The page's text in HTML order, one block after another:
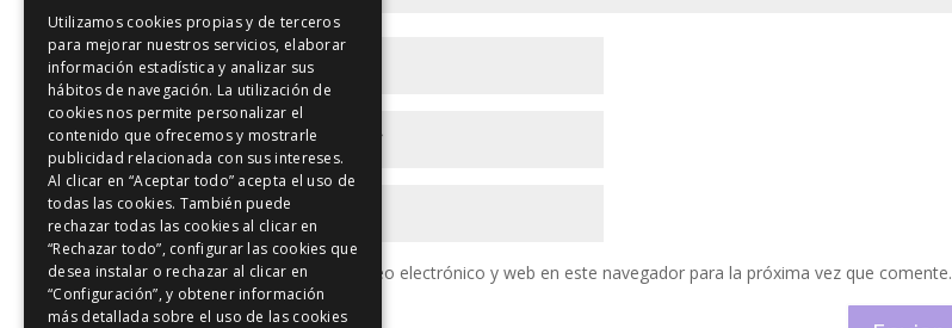
Guarda mi nombre, correo electrónico y web en este navegador para la próxima vez que comente.
Utilizamos cookies propias y de terceros
para mejorar nuestros servicios, elaborar
información estadística y analizar sus
hábitos de navegación. La utilización de
cookies nos permite personalizar el
contenido que ofrecemos y mostrarle
publicidad relacionada con sus intereses.
Al clicar en “Aceptar todo” acepta el uso de
todas las cookies. También puede
rechazar todas las cookies al clicar en
“Rechazar todo”, configurar las cookies que
desea instalar o rechazar al clicar en
“Configuración”, y obtener información
más detallada sobre el uso de las cookies